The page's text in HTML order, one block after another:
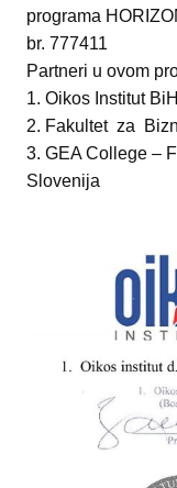
programa
br. 777411
Partneri u ovom
1. Oikos Institut
2. Fakultet za
3. GEA College –
Slovenija